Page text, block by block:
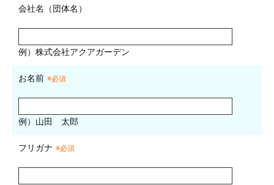
会社名（団体名）
例）株式会社アクアガーデン
お名前 ※必須
例）山田 太郎
フリガナ ※必須